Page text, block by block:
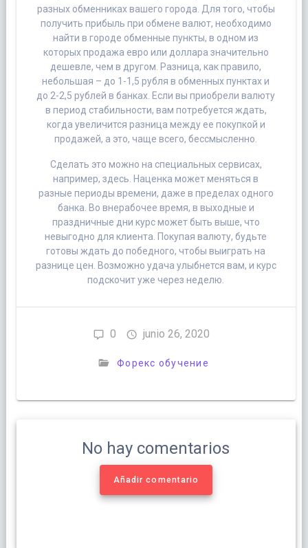
разных обменниках вашего города. Для того, чтобы
получить прибыль при обмене валют, необходимо
найти в городе обменные пункты, в одном из
которых продажа евро или доллара значительно
дешевле, чем в другом. Разница, как правило,
небольшая – до 1-1,5 рубля в обменных пунктах и
до 2-2,5 рублей в банках. Если вы приобрели валюту
в период стабильности, вам потребуется ждать,
когда увеличится разница между ее покупкой и
продажей, а это, чаще всего, бессмысленно.
Сделать это можно на специальных сервисах,
например, здесь. Наценка может меняться в
разные периоды времени, даже в пределах одного
банка. Во внерабочее время, в выходные и
праздничные дни курс может быть выше, что
невыгодно для клиента. Покупая валюту, будьте
готовы ждать до победного, чтобы выиграть на
разнице цен. Возможно удача улыбнется вам, и курс
подскочит уже через неделю.
0 junio 26, 2020
Форекс обучение
No hay comentarios
Añadir comentario